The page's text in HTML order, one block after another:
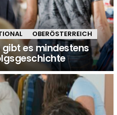
OBERÖSTERREICH
gibt es mindestens